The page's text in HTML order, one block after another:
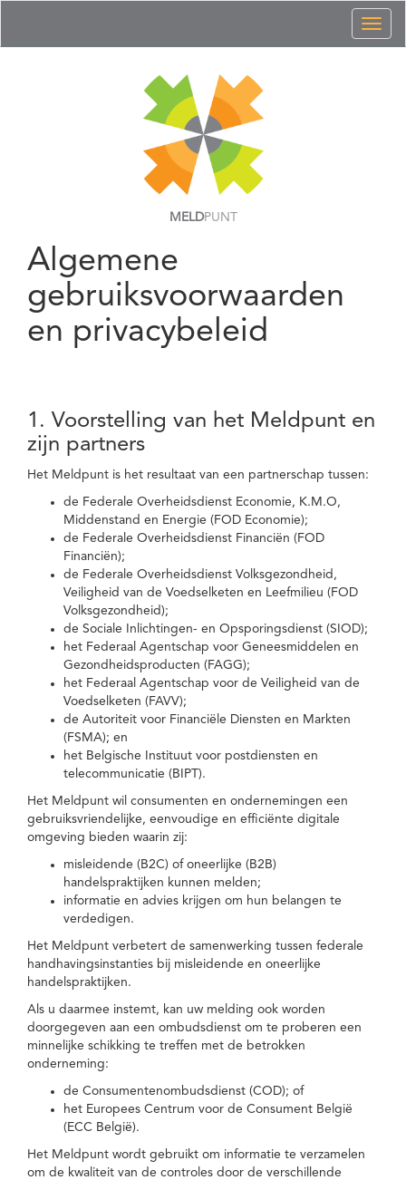
MELDPUNT
Algemene
gebruiksvoorwaarden
en privacybeleid
1. Voorstelling van het Meldpunt en
zijn partners
Het Meldpunt is het resultaat van een partnerschap tussen:
de Federale Overheidsdienst Economie, K.M.O,
Middenstand en Energie (FOD Economie);
de Federale Overheidsdienst Financiën (FOD
Financiën);
de Federale Overheidsdienst Volksgezondheid,
Veiligheid van de Voedselketen en Leefmilieu (FOD
Volksgezondheid);
de Sociale Inlichtingen- en Opsporingsdienst (SIOD);
het Federaal Agentschap voor Geneesmiddelen en
Gezondheidsproducten (FAGG);
het Federaal Agentschap voor de Veiligheid van de
Voedselketen (FAVV);
de Autoriteit voor Financiële Diensten en Markten
(FSMA); en
het Belgische Instituut voor postdiensten en
telecommunicatie (BIPT).
Het Meldpunt wil consumenten en ondernemingen een
gebruiksvriendelijke, eenvoudige en efficiënte digitale
omgeving bieden waarin zij:
misleidende (B2C) of oneerlijke (B2B)
handelspraktijken kunnen melden;
informatie en advies krijgen om hun belangen te
verdedigen.
Het Meldpunt verbetert de samenwerking tussen federale
handhavingsinstanties bij misleidende en oneerlijke
handelspraktijken.
Als u daarmee instemt, kan uw melding ook worden
doorgegeven aan een ombudsdienst om te proberen een
minnelijke schikking te treffen met de betrokken
onderneming:
de Consumentenombudsdienst (COD); of
het Europees Centrum voor de Consument België
(ECC België).
Het Meldpunt wordt gebruikt om informatie te verzamelen
om de kwaliteit van de controles door de verschillende